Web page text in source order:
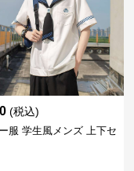
(税込)
服 学生風メンズ 上下セ